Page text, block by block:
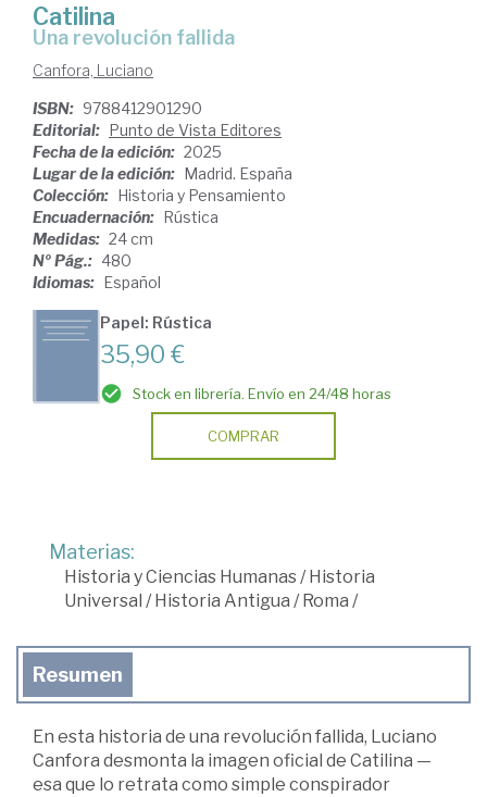
Catilina
Una revolución fallida
Canfora, Luciano
ISBN: 9788412901290
Editorial: Punto de Vista Editores
Fecha de la edición: 2025
Lugar de la edición: Madrid. España
Colección: Historia y Pensamiento
Encuadernación: Rústica
Medidas: 24 cm
Nº Pág.: 480
Idiomas: Español
Papel: Rústica
35,90 €
Stock en librería. Envío en 24/48 horas
COMPRAR
Materias:
Historia y Ciencias Humanas /Historia
Universal /Historia Antigua /Roma /
Resumen
En esta historia de una revolución fallida, Luciano
Canfora desmonta la imagen oficial de Catilina —
esa que lo retrata como simple conspirador